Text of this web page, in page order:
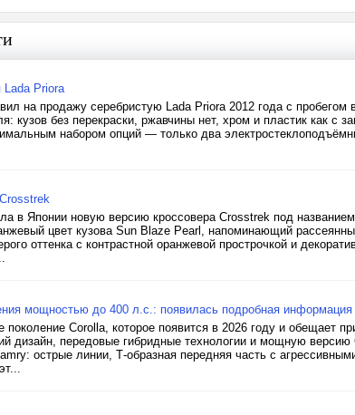
Lada Priora
на продажу серебристую Lada Priora 2012 года с пробегом
кузов без перекраски, ржавчины нет, хром и пластик как с
набором опций — только два
в Японии новую версию кроссовера Crosstrek под
цвет кузова Sun Blaze Pearl, напоминающий
оттенка с контрастной оранжевой прострочкой и
мощностью до 400 л.с.: появилась подробная информация
поколение Corolla, которое появится в 2026 году и обещает
дизайн, передовые гибридные технологии и мощную
острые линии, Т-образная передняя часть с